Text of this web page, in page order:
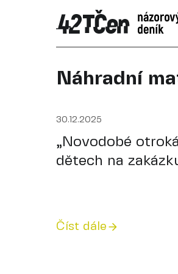
Náhradní
30.12.2025
„Novodobé
dětech na
Číst dále